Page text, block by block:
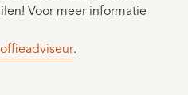
Voor meer informatie
.